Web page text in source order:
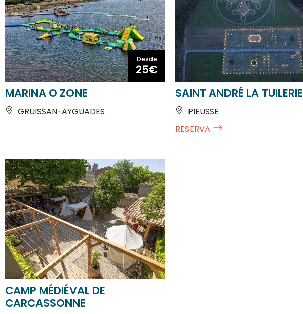
Desde
25€
MARINA O ZONE
GRUISSAN-AYGUADES
SAINT ANDRÉ LA TUILERIE
PIEUSSE
RESERVA
CAMP MÉDIÉVAL DE
CARCASSONNE